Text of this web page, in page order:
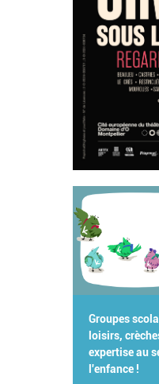
Groupes
loisirs,
expertise au
l'enfance !